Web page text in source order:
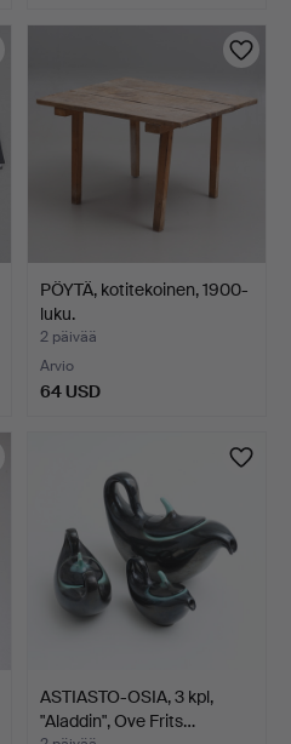
PÖYTÄ, kotitekoinen, 1900-
luku.
2 päivää
Arvio
64 USD
ASTIASTO-OSIA, 3 kpl,
"Aladdin", Ove Frits…